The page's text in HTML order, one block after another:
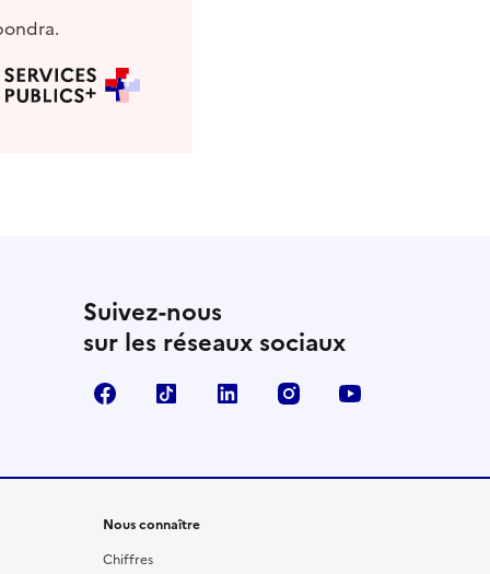
Suivez-nous
sur les réseaux sociaux
FacebookTikTok LinkedIn Instagram
Nous connaître
Chiffres